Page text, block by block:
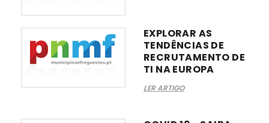
EXPLORAR AS
TENDÊNCIAS DE
RECRUTAMENTO DE
TI NA EUROPA
LER ARTIGO